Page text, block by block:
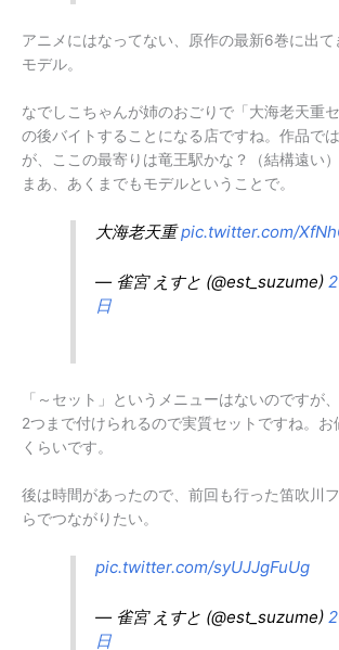
アニメにはなってない、原作の最新6巻に出
モデル。
なでしこちゃんが姉のおごりで「大海老天重
の後バイトすることになる店ですね。作品で
が、ここの最寄りは竜王駅かな？（結構遠い）
まあ、あくまでもモデルということで。
大海老天重pic.twitter.com/
— 雀宮 えすと (@est_suzume)
日
「～セット」というメニューはないのですが
2つまで付けられるので実質セットですね。お
くらいです。
後は時間があったので、前回も行った笛吹川
らでつながりたい。
pic.twitter.com/syUJJgFuUg
— 雀宮 えすと (@est_suzume)
日